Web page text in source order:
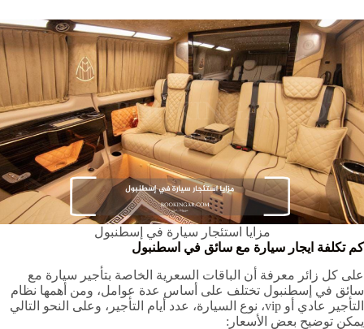
مزايا استئجار سيارة في إسطنبول
كم تكلفة ايجار سيارة مع سائق في اسطنبول
على كل زائر معرفة أن الباقات السعرية الخاصة بتأجير سيارة مع
سائق في إسطنبول تختلف على أساس عدة عوامل، ومن أهمها نظام
التأجير عادي أو vip، نوع السيارة، عدد أيام التأجير، وعلى النحو التالي
يمكن توضيح بعض الأسعار: